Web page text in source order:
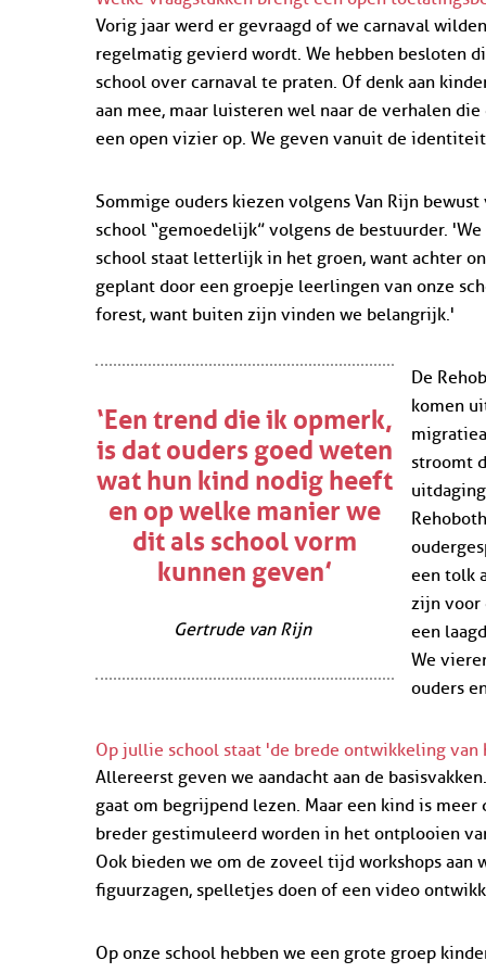
Vorig jaar werd er gevraagd of we carnaval
regelmatig gevierd wordt. We hebben besloten
school over carnaval te praten. Of denk aan
aan mee, maar luisteren wel naar de verhalen
een open vizier op. We geven vanuit de
Sommige ouders kiezen volgens Van Rijn
school “gemoedelijk” volgens de bestuurder.
school staat letterlijk in het groen, want achter
geplant door een groepje leerlingen van onze
forest, want buiten zijn vinden we belangrijk.'
‘Een trend die ik opmerk,
is dat ouders goed weten
wat hun kind nodig heeft
en op welke manier we
dit als school vorm
kunnen geven’
Gertrude van Rijn
De
komen
stroomt
een tolk
zijn voor
een
We
ouders
Op jullie school staat 'de brede ontwikkeling
Allereerst geven we aandacht aan de
gaat om begrijpend lezen. Maar een kind is
breder gestimuleerd worden in het ontplooien
Ook bieden we om de zoveel tijd workshops aan
figuurzagen, spelletjes doen of een video
Op onze school hebben we een grote groep